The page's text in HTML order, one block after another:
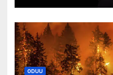
ODUU